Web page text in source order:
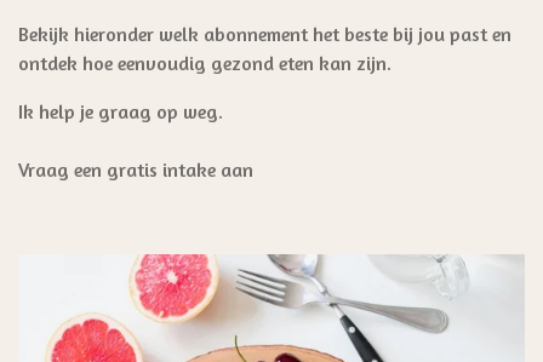
Bekijk hieronder welk abonnement het beste bij jou past en
ontdek hoe eenvoudig gezond eten kan zijn.
Ik help je graag op weg.
Vraag een gratis intake aan